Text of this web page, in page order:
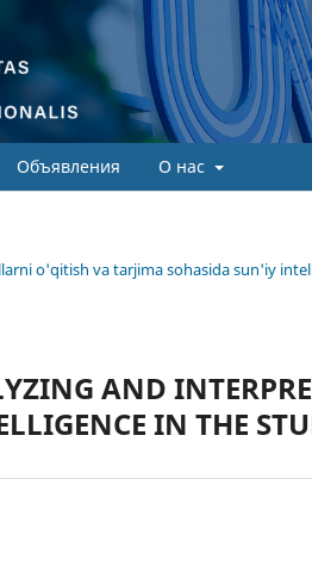
Объявления О нас
o'qitish va tarjima sohasida sun'iy
AND
IN THE